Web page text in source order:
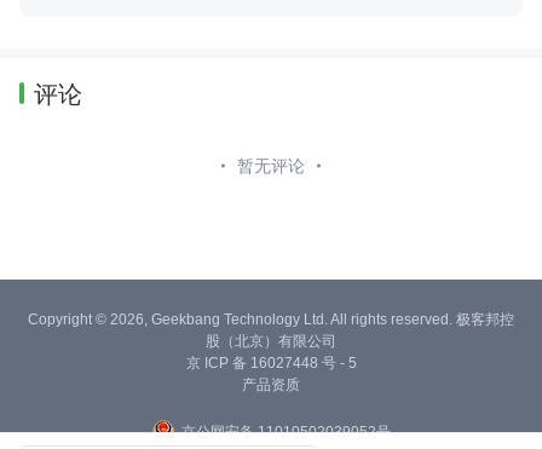
评论
暂无评论
Copyright © 2026, Geekbang Technology Ltd. All rights reserved. 极客邦控
股（北京）有限公司
京 ICP 备 16027448 号 - 5
产品资质
京公网安备 11010502039052号